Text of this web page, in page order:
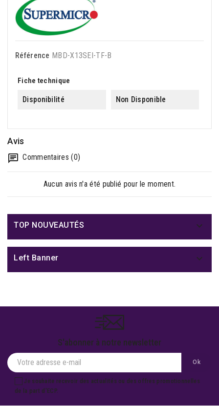
Référence MBD-X13SEI-TF-B
Fiche technique
Disponibilité Non Disponible
Avis
Commentaires (0)
Aucun avis n'a été publié pour le moment.
TOP NOUVEAUTÉS 
Left Banner 
S'abonner à notre newsletter
Je souhaite recevoir des actualités ou des offres promotionnelles
de la part d'ECP.